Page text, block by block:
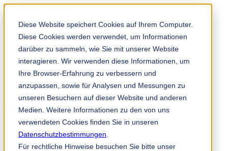
Diese Website speichert Cookies auf Ihrem Computer.
Diese Cookies werden verwendet, um Informationen
darüber zu sammeln, wie Sie mit unserer Website
interagieren. Wir verwenden diese Informationen, um
Ihre Browser-Erfahrung zu verbessern und
anzupassen, sowie für Analysen und Messungen zu
unseren Besuchern auf dieser Website und anderen
Medien. Weitere Informationen zu den von uns
verwendeten Cookies finden Sie in unseren
Datenschutzbestimmungen
Für rechtliche Hinweise besuchen Sie bitte unser
TKM 应用程序
zh
+86 021 6415 6771